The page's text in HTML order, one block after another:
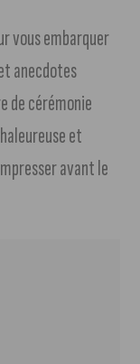
vous embarquer
anecdotes
de cérémonie
et
avant le